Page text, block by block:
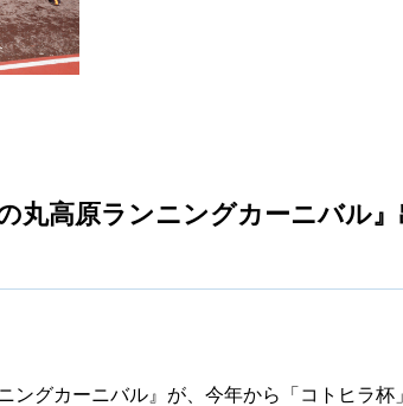
丸高原ランニングカーニバル
ングカーニバル』が、今年から「コトヒラ杯